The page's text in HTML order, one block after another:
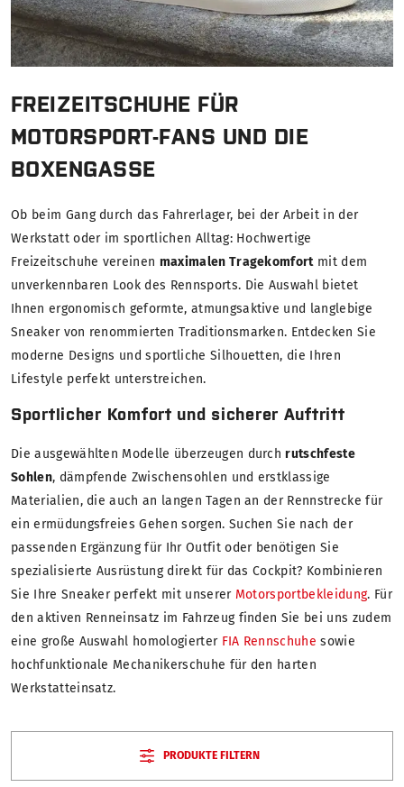
FREIZEITSCHUHE FÜR
MOTORSPORT-FANS UND DIE
BOXENGASSE
Ob beim Gang durch das Fahrerlager, bei der Arbeit in der
Werkstatt oder im sportlichen Alltag: Hochwertige
Freizeitschuhe vereinen maximalen Tragekomfortmit dem
unverkennbaren Look des Rennsports. Die Auswahl bietet
Ihnen ergonomisch geformte, atmungsaktive und langlebige
Sneaker von renommierten Traditionsmarken. Entdecken Sie
moderne Designs und sportliche Silhouetten, die Ihren
Lifestyle perfekt unterstreichen.
Sportlicher Komfort und sicherer Auftritt
Die ausgewählten Modelle überzeugen durchrutschfeste
Sohlen, dämpfende Zwischensohlen und erstklassige
Materialien, die auch an langen Tagen an der Rennstrecke für
ein ermüdungsfreies Gehen sorgen. Suchen Sie nach der
passenden Ergänzung für Ihr Outfit oder benötigen Sie
spezialisierte Ausrüstung direkt für das Cockpit? Kombinieren
Sie Ihre Sneaker perfekt mit unserer Motorsportbekleidung. Für
den aktiven Renneinsatz im Fahrzeug finden Sie bei uns zudem
eine große Auswahl homologierter FIA Rennschuhe sowie
hochfunktionale Mechanikerschuhe für den harten
Werkstatteinsatz.
PRODUKTE FILTERN